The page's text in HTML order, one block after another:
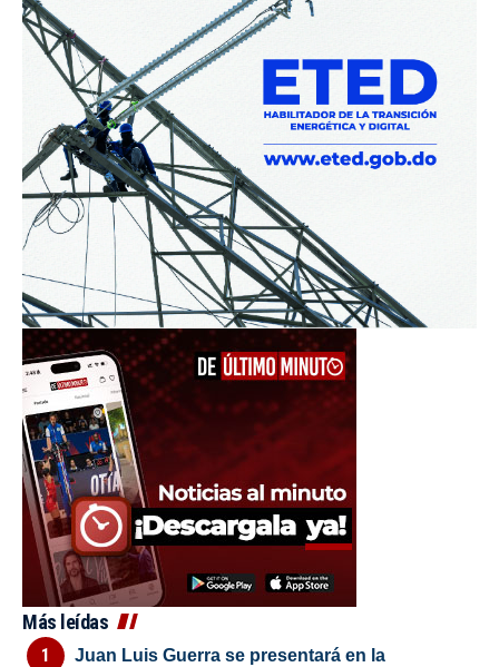
Más leídas
Juan Luis Guerra se presentará en la